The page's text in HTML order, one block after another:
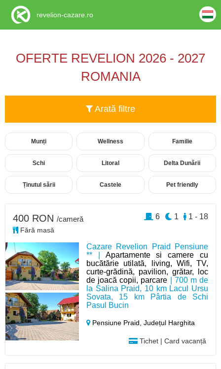
OFERTE REVELION 2026 - 2027
ROMANIA
Arată filtre
Munți Wellness Familie
Schi Litoral Delta Dunării
Ținutul sării Castele Pet friendly
Cazare Revelion Praid Pensiune
** | Apartamente si camere cu
bucătărie utilată, living, Wifi, TV,
curte-grădină, pavilion, grătar, loc
de joacă copii, parcare | 700 m de
la Salina Praid, 10 km Lacul Ursu
Sovata, 15 km Pârtia de Schi
Pasul Bucin
Pensiune Praid,Județul Harghita
Tichet | Card vacanță
400 RON /cameră
Fără masă
1 - 18
1
6
revelion-cazare.ro